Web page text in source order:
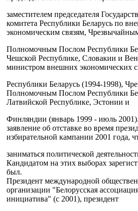
заместителем председателя
комитета Республики Беларусь по
экономическим связям,
Полномочным Послом Республики
Чешской Республике, Словакии и
министром внешних экономических
Республики Беларусь (1994-1998),
Полномочным Послом Республики
Латвийской Республике, Эстонии и
Финляндии (январь 1999 - июль
заявление об отставке во время
избирательной кампании 2001 года,
заниматься политической
Кандидатом на этих выборах
был.
Президент международной
организации "Белорусская
инициатива" (с 2001), президент